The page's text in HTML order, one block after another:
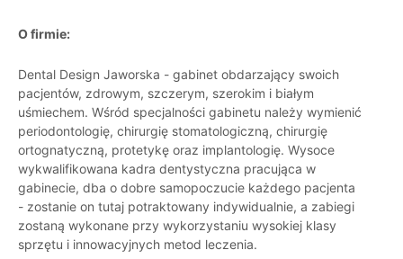
O firmie:
Dental Design Jaworska - gabinet obdarzający swoich
pacjentów, zdrowym, szczerym, szerokim i białym
uśmiechem. Wśród specjalności gabinetu należy wymienić
periodontologię, chirurgię stomatologiczną, chirurgię
ortognatyczną, protetykę oraz implantologię. Wysoce
wykwalifikowana kadra dentystyczna pracująca w
gabinecie, dba o dobre samopoczucie każdego pacjenta
- zostanie on tutaj potraktowany indywidualnie, a zabiegi
zostaną wykonane przy wykorzystaniu wysokiej klasy
sprzętu i innowacyjnych metod leczenia.